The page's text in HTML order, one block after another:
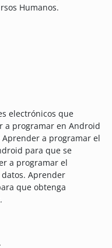
Humanos.
electrónicos que
a programar en Android
a programar el
para que se
a programar el
Aprender
que obtenga